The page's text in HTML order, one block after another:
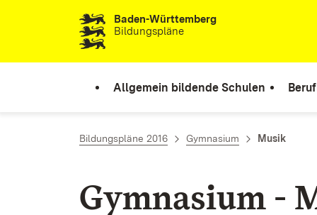
Zum Inhalt springenBaden-Württemberg
Bildungspläne
Allgemein bildende Schulen
Bildungspläne 2016 Gymnasium Musik
Gymnasium -